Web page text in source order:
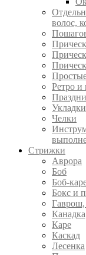
волос,
Ретро и
Укладки
Челки
Стрижки
Аврора
Боб
Боб-
Бокс и
Гаврош,
Каре
Каскад
Лесенка